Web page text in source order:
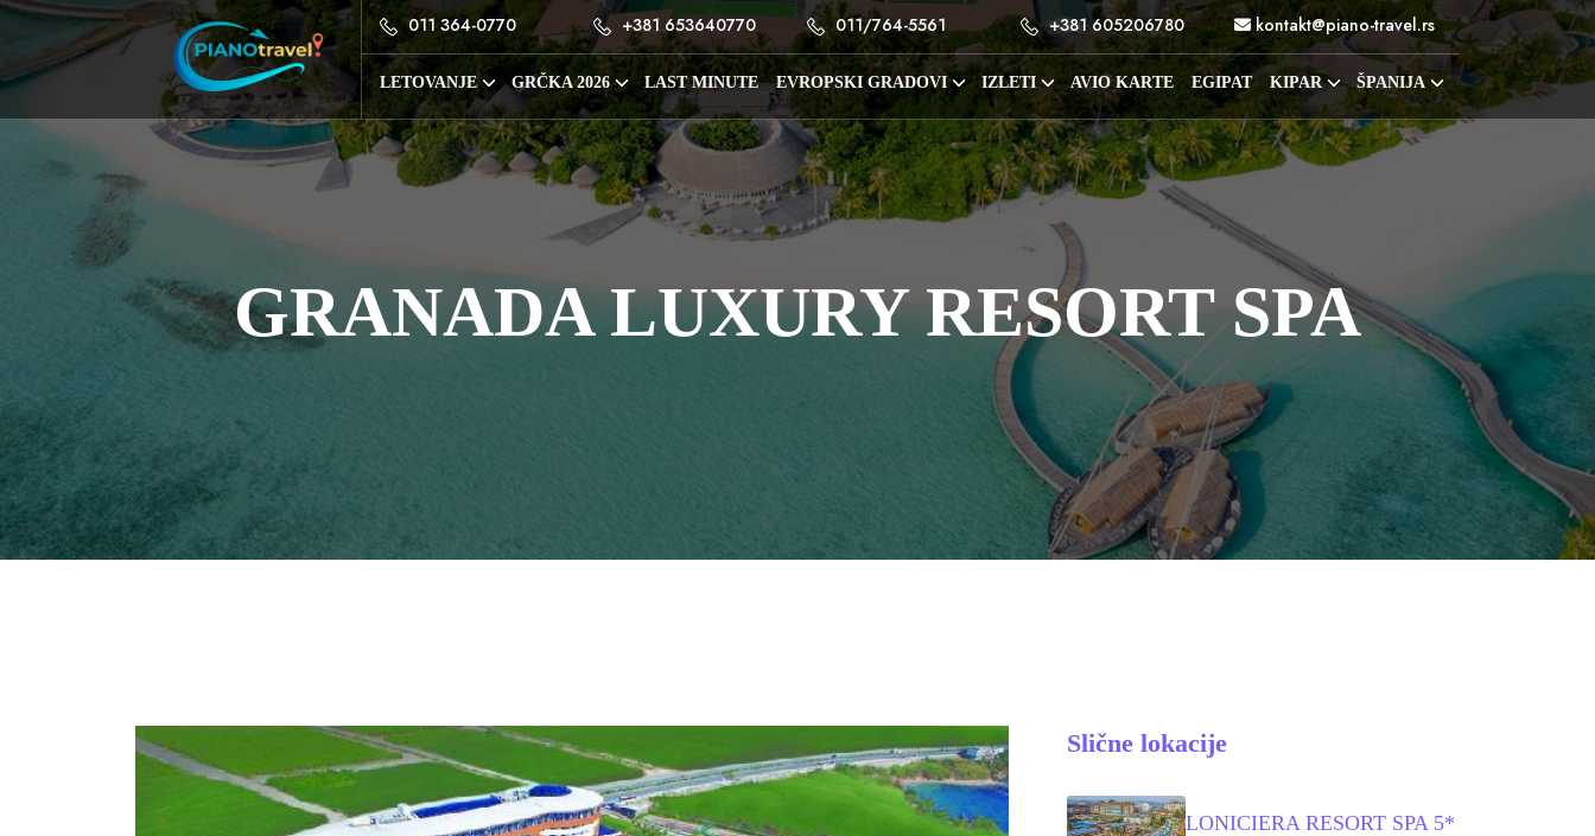
LETOVANJE GRČKA 2026 LAST MINUTE EVROPSKI GRADOVI IZLETI AVIO KARTE EGIPAT KIPAR ŠPANIJA
011 364-0770 +381 653640770 011/764-5561 +381 605206780 kontakt@piano-travel.rs
GRANADA LUXURY RESORT SPA
Slične lokacije
LONICIERA RESORT SPA 5*